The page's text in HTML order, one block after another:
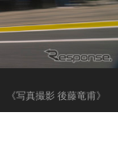
《写真撮影 後藤竜甫》